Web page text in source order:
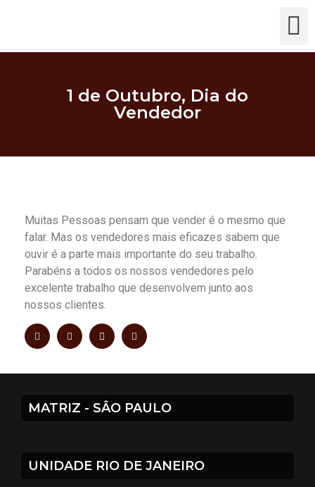
1 de Outubro, Dia do
Vendedor
Muitas Pessoas pensam que vender é o mesmo que
falar. Mas os vendedores mais eficazes sabem que
ouvir é a parte mais importante do seu trabalho.
Parabéns a todos os nossos vendedores pelo
excelente trabalho que desenvolvem junto aos
nossos clientes.
MATRIZ - SÂO PAULO
UNIDADE RIO DE JANEIRO